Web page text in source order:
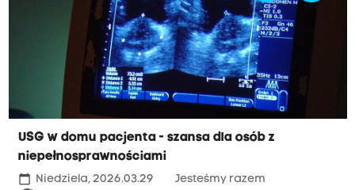
USG w domu pacjenta - szansa dla osób z
niepełnosprawnościami
calendar_today Niedziela, 2026.03.29
Jesteśmy razem